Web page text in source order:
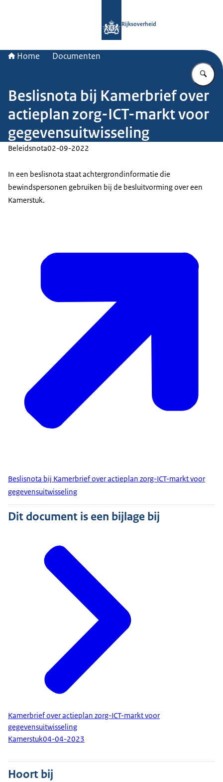
Rijksoverheid
Home Documenten
Beslisnota bij Kamerbrief over
actieplan zorg-ICT-markt voor
gegevensuitwisseling
Beleidsnota02-09-2022
In een beslisnota staat achtergrondinformatie die
bewindspersonen gebruiken bij de besluitvorming over een
Kamerstuk.
Beslisnota bij Kamerbrief over actieplan zorg-ICT-markt voor
gegevensuitwisseling
Dit document is een bijlage bij
Kamerbrief over actieplan zorg-ICT-markt voor
gegevensuitwisseling
Kamerstuk04-04-2023
Hoort bij